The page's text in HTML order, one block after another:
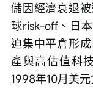
儲因經濟衰退
球risk-off、日
迫集中平倉形
產與高估值科
1998年10月美